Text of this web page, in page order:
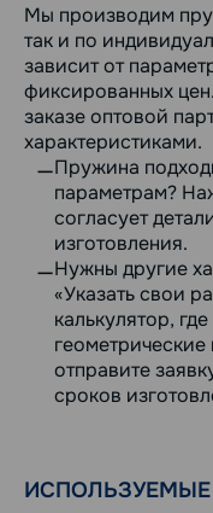
Мы производим
так и по
зависит от
фиксированных
заказе оптовой
характеристиками.
Пружина
параметрам?
согласует
изготовления.
Нужны другие
«Указать свои
калькулятор,
отправите
сроков